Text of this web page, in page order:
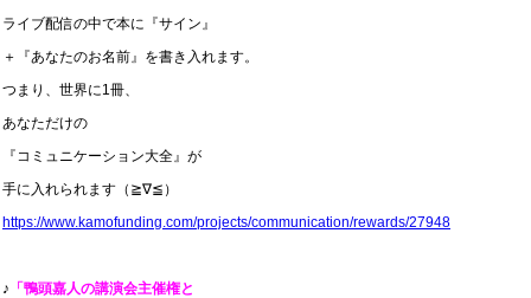
ライブ配信の中で本に『サイン』
＋『あなたのお名前』を書き入れます。
つまり、世界に1冊、
あなただけの
『コミュニケーション大全』が
手に入れられます（≧∇≦ ）
https://www.kamofunding.com/projects/communication/rewards/27948
♪ 「鴨頭嘉人の講演会主催権と